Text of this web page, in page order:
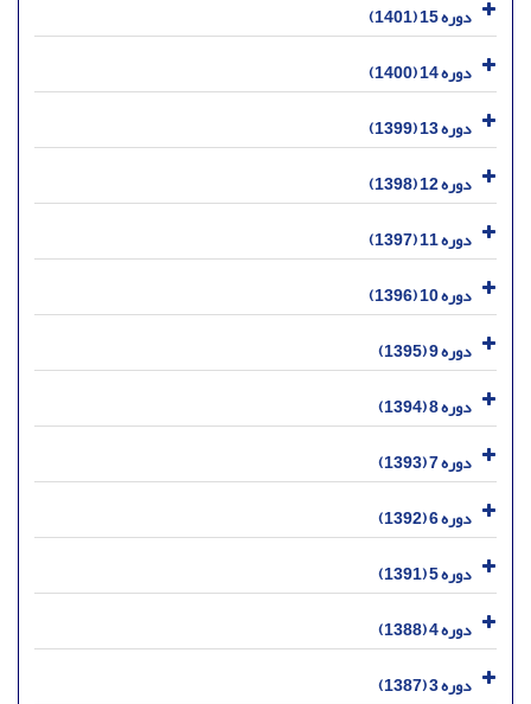
دوره 15 (1401)
دوره 14 (1400)
دوره 13 (1399)
دوره 12 (1398)
دوره 11 (1397)
دوره 10 (1396)
دوره 9 (1395)
دوره 8 (1394)
دوره 7 (1393)
دوره 6 (1392)
دوره 5 (1391)
دوره 4 (1388)
دوره 3 (1387)